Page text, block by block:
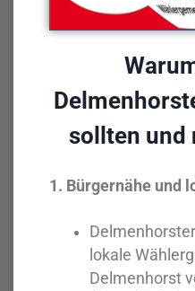
sollten und
1. Bürgernähe und
lokale
Delmenhorst